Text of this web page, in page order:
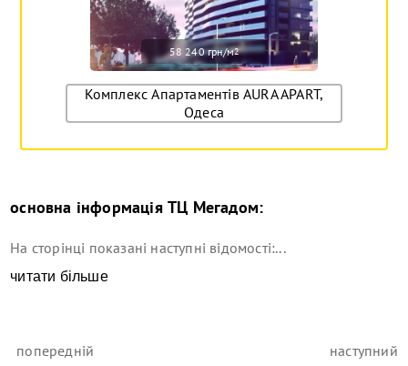
58 240 грн/м2
Комплекс Апартаментів AURA APART,
Одеса
основна інформаціяТЦ Мегадом:
На сторінці показані наступні відомості:...
читати більше
попередній наступний